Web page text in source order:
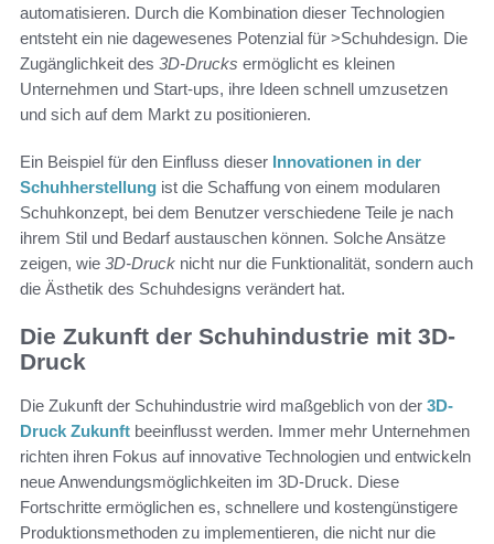
automatisieren. Durch die Kombination dieser Technologien
entsteht ein nie dagewesenes Potenzial für >Schuhdesign. Die
Zugänglichkeit des 3D-Drucks ermöglicht es kleinen
Unternehmen und Start-ups, ihre Ideen schnell umzusetzen
und sich auf dem Markt zu positionieren.
Ein Beispiel für den Einfluss dieser Innovationen in der
Schuhherstellung ist die Schaffung von einem modularen
Schuhkonzept, bei dem Benutzer verschiedene Teile je nach
ihrem Stil und Bedarf austauschen können. Solche Ansätze
zeigen, wie 3D-Druck nicht nur die Funktionalität, sondern auch
die Ästhetik des Schuhdesigns verändert hat.
Die Zukunft der Schuhindustrie mit 3D-
Druck
Die Zukunft der Schuhindustrie wird maßgeblich von der 3D-
Druck Zukunft beeinflusst werden. Immer mehr Unternehmen
richten ihren Fokus auf innovative Technologien und entwickeln
neue Anwendungsmöglichkeiten im 3D-Druck. Diese
Fortschritte ermöglichen es, schnellere und kostengünstigere
Produktionsmethoden zu implementieren, die nicht nur die